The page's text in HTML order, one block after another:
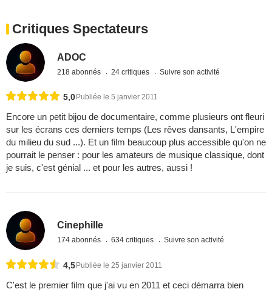
Critiques Spectateurs
ADOC
218 abonnés 24 critiques Suivre son activité
5,0 Publiée le 5 janvier 2011
Encore un petit bijou de documentaire, comme plusieurs ont fleuri
sur les écrans ces derniers temps (Les rêves dansants, L'empire
du milieu du sud ...). Et un film beaucoup plus accessible qu'on ne
pourrait le penser : pour les amateurs de musique classique, dont
je suis, c'est génial ... et pour les autres, aussi !
Cinephille
174 abonnés 634 critiques Suivre son activité
4,5Publiée le 25 janvier 2011
C'est le premier film que j'ai vu en 2011 et ceci démarra bien